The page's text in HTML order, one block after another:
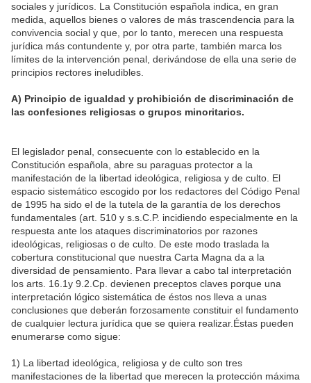
sociales y jurídicos. La Constitución española indica, en gran
medida, aquellos bienes o valores de más trascendencia para la
convivencia social y que, por lo tanto, merecen una respuesta
jurídica más contundente y, por otra parte, también marca los
límites de la intervención penal, derivándose de ella una serie de
principios rectores ineludibles.
A) Principio de igualdad y prohibición de discriminación de
las confesiones religiosas o grupos minoritarios.
El legislador penal, consecuente con lo establecido en la
Constitución española, abre su paraguas protector a la
manifestación de la libertad ideológica, religiosa y de culto. El
espacio sistemático escogido por los redactores del Código Penal
de 1995 ha sido el de la tutela de la garantía de los derechos
fundamentales (art. 510 y s.s.C.P. incidiendo especialmente en la
respuesta ante los ataques discriminatorios por razones
ideológicas, religiosas o de culto. De este modo traslada la
cobertura constitucional que nuestra Carta Magna da a la
diversidad de pensamiento. Para llevar a cabo tal interpretación
los arts. 16.1y 9.2.Cp. devienen preceptos claves porque una
interpretación lógico sistemática de éstos nos lleva a unas
conclusiones que deberán forzosamente constituir el fundamento
de cualquier lectura jurídica que se quiera realizar.Éstas pueden
enumerarse como sigue:
1) La libertad ideológica, religiosa y de culto son tres
manifestaciones de la libertad que merecen la protección máxima